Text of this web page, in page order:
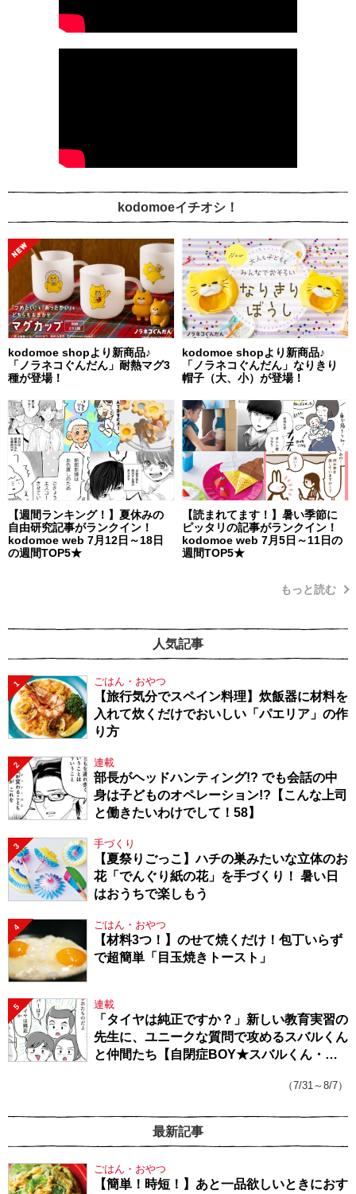
kodomoeイチオシ！
kodomoe shopより新商品♪
「ノラネコぐんだん」耐熱マグ3
種が登場！
kodomoe shopより新商品♪
「ノラネコぐんだん」なりきり
帽子（大、小）が登場！
【週間ランキング！】夏休みの
自由研究記事がランクイン！
kodomoe web 7月12日～18日
の週間TOP5★
【読まれてます！】暑い季節に
ピッタリの記事がランクイン！
kodomoe web 7月5日～11日の
週間TOP5★
もっと読む
人気記事
1 ごはん・おやつ
【旅行気分でスペイン料理】炊飯器に材料を
入れて炊くだけでおいしい「パエリア」の作
り方
2 連載
部長がヘッドハンティング!? でも会話の中
身は子どものオペレーション!?【こんな上司
と働きたいわけでして！58】
3 手づくり
【夏祭りごっこ】ハチの巣みたいな立体のお
花「でんぐり紙の花」を手づくり！ 暑い日
はおうちで楽しもう
4 ごはん・おやつ
【材料3つ！】のせて焼くだけ！包丁いらず
で超簡単「目玉焼きトースト」
5 連載
「タイヤは純正ですか？」新しい教育実習の
先生に、ユニークな質問で攻めるスバルくん
と仲間たち【自閉症BOY★スバルくん・
（7/31～8/7）
最新記事
ごはん・おやつ
【簡単！時短！】あと一品欲しいときにおす